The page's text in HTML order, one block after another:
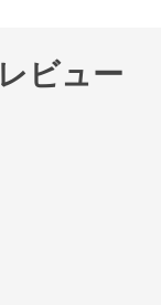
レビュー